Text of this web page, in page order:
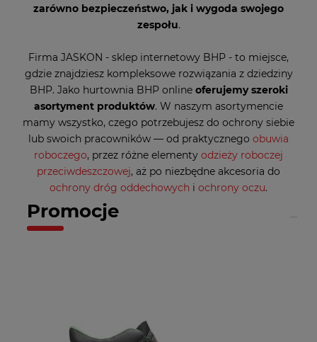
zarówno bezpieczeństwo, jak i wygoda swojego
zespołu.
Firma JASKON - sklep internetowy BHP - to miejsce,
gdzie znajdziesz kompleksowe rozwiązania z dziedziny
BHP. Jako hurtownia BHP onlineoferujemy szeroki
asortyment produktów. W naszym asortymencie
mamy wszystko, czego potrzebujesz do ochrony siebie
lub swoich pracowników — od praktycznego obuwia
roboczego, przez różne elementy odzieży roboczej
przeciwdeszczowej, aż po niezbędne akcesoria do
ochrony dróg oddechowych i ochrony oczu.
Promocje